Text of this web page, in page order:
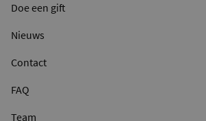
Doe een gift
Nieuws
Contact
FAQ
Team